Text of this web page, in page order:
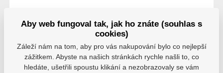
Hodnocení
Aby web fungoval tak, jak ho znáte (souhlas s
cookies)
Záleží nám na tom, aby pro vás nakupování bylo co nejlepší
zážitkem. Abyste na našich stránkách rychle našli to, co
hledáte, ušetřili spoustu klikání a nezobrazovaly se vám